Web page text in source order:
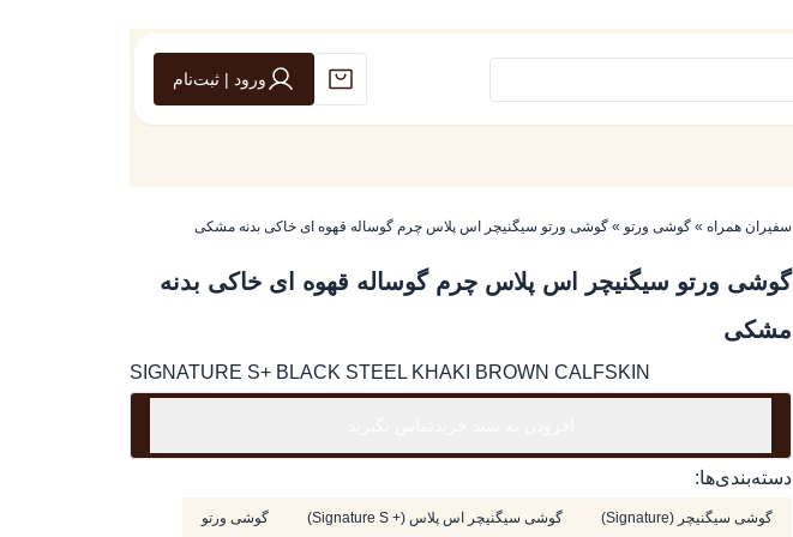
ورود | ثبت‌نام
سفیران همراه » گوشی ورتو » گوشی ورتو سیگنیچر اس پلاس چرم گوساله قهوه ای خاکی بدنه مشکی
گوشی ورتو سیگنیچر اس پلاس چرم گوساله قهوه ای خاکی بدنه
مشکی
SIGNATURE S+ BLACK STEEL KHAKI BROWN CALFSKIN
دسته‌بندی‌ها:
گوشی سیگنیچر (Signature) گوشی سیگنیچر اس پلاس (+ Signature S) گوشی ورتو